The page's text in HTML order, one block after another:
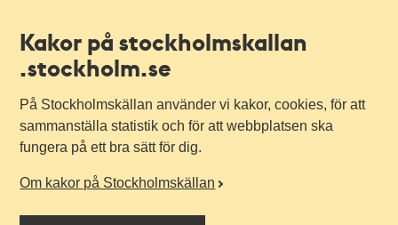
Kakor på stockholmskallan
.stockholm.se
På Stockholmskällan använder vi kakor, cookies, för att
sammanställa statistik och för att webbplatsen ska
fungera på ett bra sätt för dig.
Om kakor på Stockholmskällan